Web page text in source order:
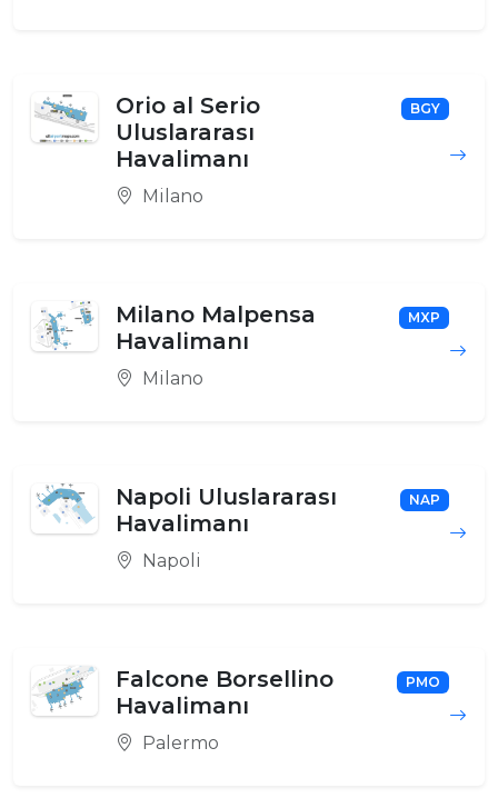
Orio al Serio
Uluslararası
Havalimanı
BGY
Milano
Milano Malpensa
Havalimanı
MXP
Milano
Napoli Uluslararası
Havalimanı
NAP
Napoli
Falcone Borsellino
Havalimanı
PMO
Palermo